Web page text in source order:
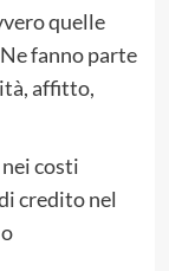
quelle
fanno parte
affitto,
costi
credito nel